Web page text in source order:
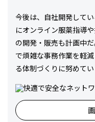
今後は、自社開発して
にオンライン服薬指導
の開発・販売も計画中
で煩雑な事務作業を軽
る体制づくりに努めてい